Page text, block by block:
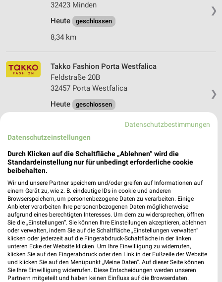
❯
32423 Minden
Heute
geschlossen
8,34 km
❯
Takko Fashion Porta Westfalica
Feldstraße 20B
32457 Porta Westfalica
Heute
geschlossen
Datenschutzbestimmungen
Datenschutzeinstellungen
Durch Klicken auf die Schaltfläche „Ablehnen“ wird die
Standardeinstellung nur für unbedingt erforderliche cookie
beibehalten.
Wir und unsere Partner speichern und/oder greifen auf Informationen auf
einem Gerät zu, wie z. B. eindeutige IDs in cookie und anderen
Browserspeichern, um personenbezogene Daten zu verarbeiten. Einige
Anbieter verarbeiten Ihre personenbezogenen Daten möglicherweise
aufgrund eines berechtigten Interesses. Um dem zu widersprechen, öffnen
Sie die „Einstellungen“. Sie können Ihre Einstellungen akzeptieren, ablehnen
oder verwalten, indem Sie auf die Schaltfläche „Einstellungen verwalten“
klicken oder jederzeit auf die Fingerabdruck-Schaltfläche in der linken
unteren Ecke der Website klicken. Um Ihre Einwilligung zu widerrufen,
klicken Sie auf den Fingerabdruck oder den Link in der Fußzeile der Website
und klicken Sie auf den Menüpunkt „Meine Daten“. Auf dieser Seite können
Sie Ihre Einwilligung widerrufen. Diese Entscheidungen werden unseren
Partnern mitgeteilt und haben keinen Einfluss auf die Browserdaten.